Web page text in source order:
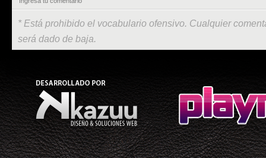
* Está prohibido el vocabulario ofensivo. Cualquier
será dado de baja.